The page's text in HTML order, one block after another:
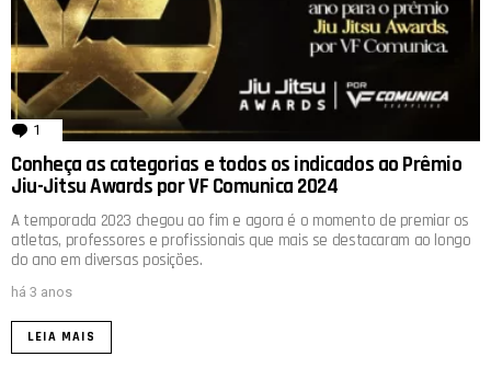
1 comentário
Conheça as categorias e todos os indicados ao Prêmio
Jiu-Jitsu Awards por VF Comunica 2024
A temporada 2023 chegou ao fim e agora é o momento de premiar os
atletas, professores e profissionais que mais se destacaram ao longo
do ano em diversas posições.
há 3 anos
LEIA MAIS